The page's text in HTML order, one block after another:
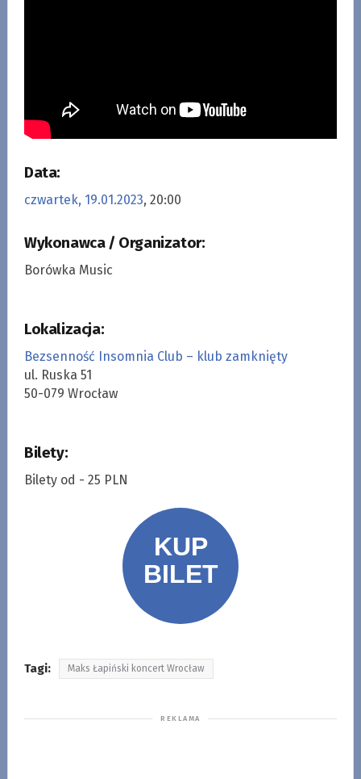
Data:
czwartek, 19.01.2023, 20:00
Wykonawca / Organizator:
Borówka Music
Lokalizacja:
Bezsenność Insomnia Club – klub zamknięty
ul. Ruska 51
50-079 Wrocław
Bilety:
Bilety od - 25 PLN
Tagi: Maks Łapiński koncert Wrocław